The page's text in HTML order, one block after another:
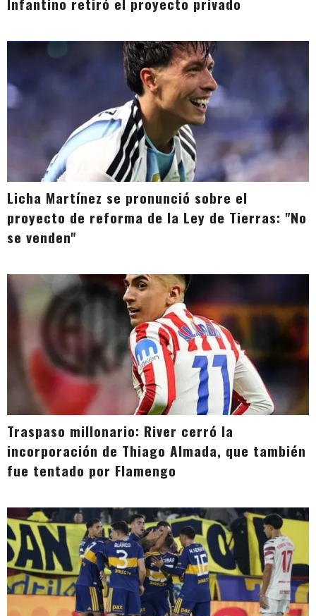
Infantino retiró el proyecto privado
Licha Martínez se pronunció sobre el
proyecto de reforma de la Ley de Tierras: "No
se venden"
Traspaso millonario: River cerró la
incorporación de Thiago Almada, que también
fue tentado por Flamengo